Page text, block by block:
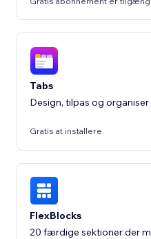
Tabs
Design, tilpas og
Gratis at installere
FlexBlocks
20 færdige sektioner der